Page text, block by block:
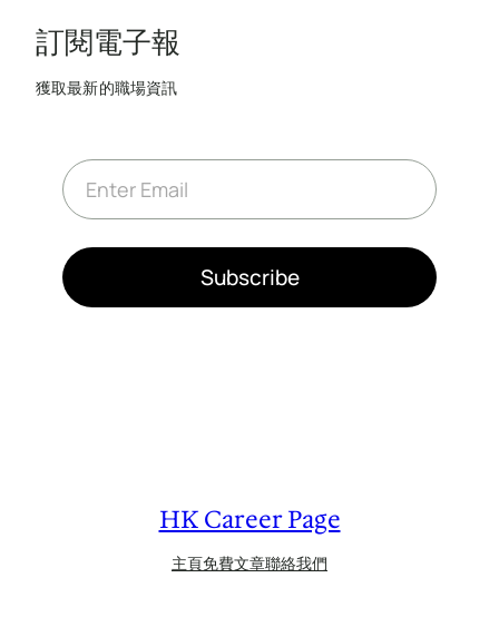
訂閱電子報
獲取最新的職場資訊
E
m
a
*
Subscribe
HK Career Page
主頁免費文章聯絡我們